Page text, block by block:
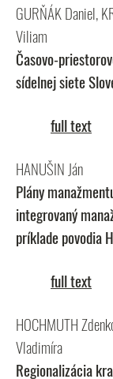
GURŇÁK Daniel,
Viliam
Časovo-
sídelnej siete
full text
HANUŠIN Ján
Plány
integrovaný
príklade povodia
full text
HOCHMUTH
Vladimíra
Regionalizácia